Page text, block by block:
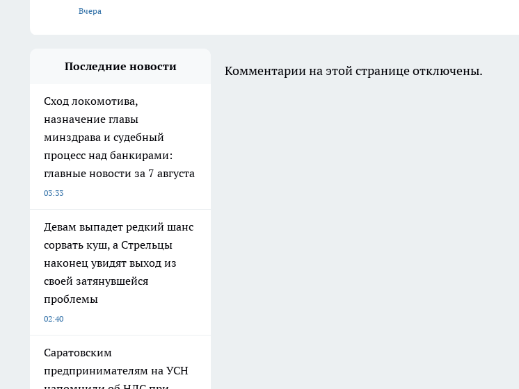
Вчера
Последние новости
Сход локомотива,
назначение главы
минздрава и судебный
процесс над банкирами:
главные новости за 7 августа
03:33
Девам выпадет редкий шанс
сорвать куш, а Стрельцы
наконец увидят выход из
своей затянувшейся
проблемы
02:40
Саратовским
предпринимателям на УСН
Комментарии на этой странице отключены.